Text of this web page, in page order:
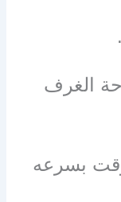
الغرف
بسرعه